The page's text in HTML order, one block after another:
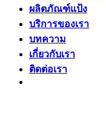
ผลิตภัณฑ์แป้ง
บริการของเรา
บทความ
เกี่ยวกับเรา
ติดต่อเรา